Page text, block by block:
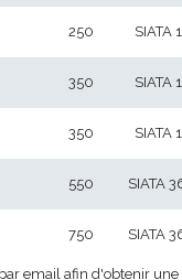
250 SIATA
350 SIATA
350 SIATA
550 SIATA
750 SIATA
email afin d'obtenir